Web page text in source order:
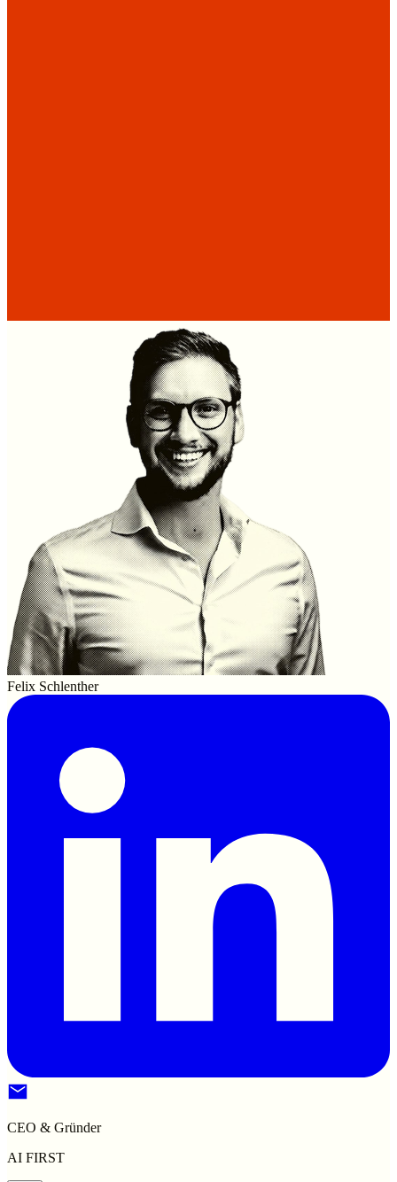
Felix Schlenther
CEO & Gründer
AI FIRST